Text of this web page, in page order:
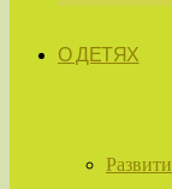
О ДЕТЯХ